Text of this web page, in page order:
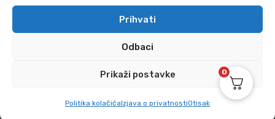
Prihvati
Odbaci
Prikaži postavke
Politika kolačićaIzjava o privatnostiOtisak
© Copyright 2024 by kupitapetu.com
0